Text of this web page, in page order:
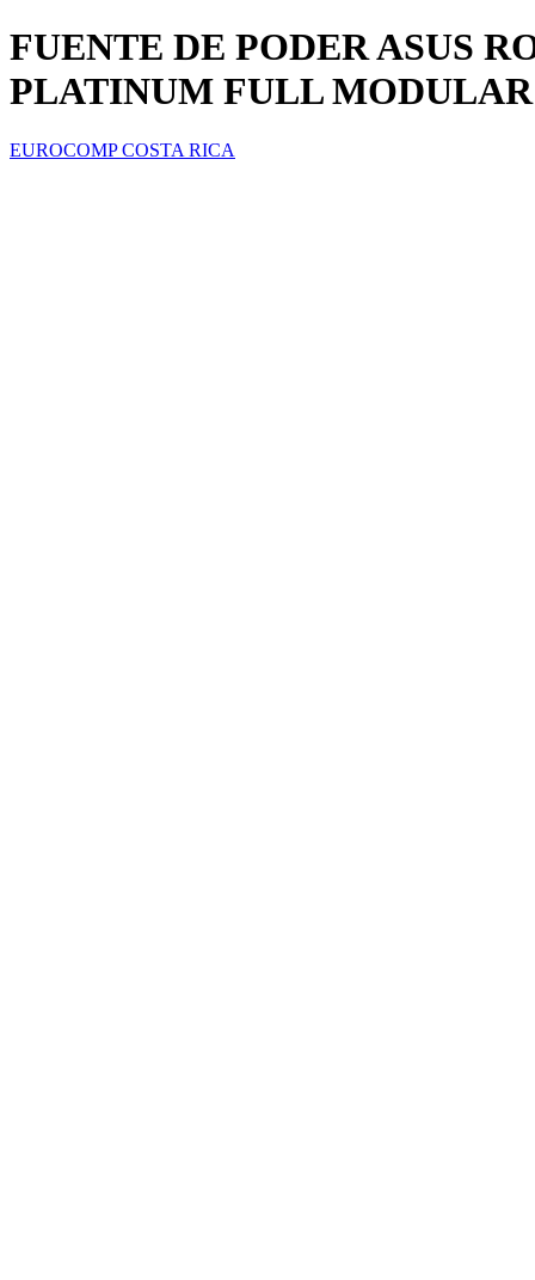
FUENTE DE PODER ASUS
PLATINUM FULL MODULAR
EUROCOMP COSTA RICA